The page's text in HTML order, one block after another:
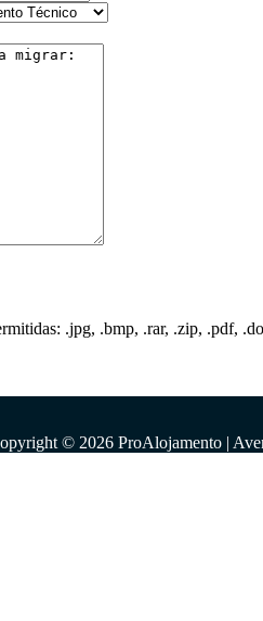
.jpg, .bmp, .rar, .zip, .pdf,
© 2026 ProAlojamento |